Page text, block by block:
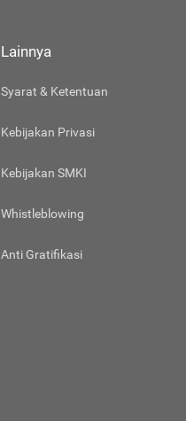
Lainnya
Syarat & Ketentuan
Kebijakan Privasi
Kebijakan SMKI
Whistleblowing
Anti Gratifikasi